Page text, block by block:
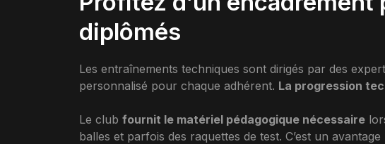
diplômés
Les entraînements techniques sont dirigés par des
personnalisé pour chaque adhérent. La progression
Le club fournit le matériel pédagogique nécessaire
balles et parfois des raquettes de test. C’est un